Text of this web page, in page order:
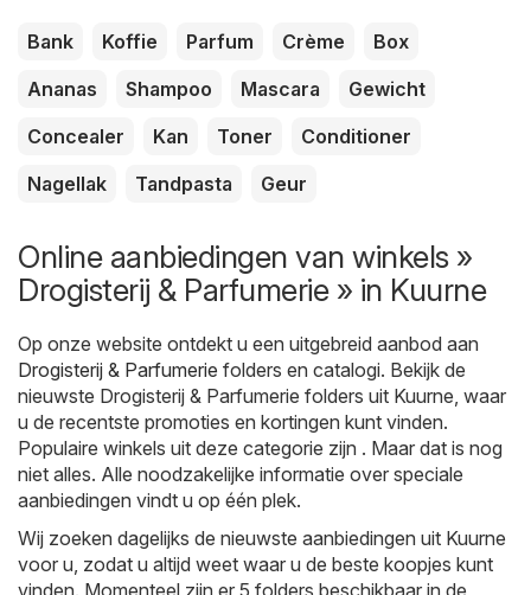
Bank Koffie Parfum Crème
Box
Ananas
Shampoo Mascara
Gewicht
Concealer
Kan Toner
Conditioner
Nagellak
Tandpasta Geur
Online aanbiedingen van winkels »
Drogisterij & Parfumerie » in Kuurne
Op onze website ontdekt u een uitgebreid aanbod aan
Drogisterij & Parfumerie folders en catalogi. Bekijk de
nieuwste Drogisterij & Parfumerie folders uit Kuurne, waar
u de recentste promoties en kortingen kunt vinden.
Populaire winkels uit deze categorie zijn . Maar dat is nog
niet alles. Alle noodzakelijke informatie over speciale
aanbiedingen vindt u op één plek.
Wij zoeken dagelijks de nieuwste aanbiedingen uit Kuurne
voor u, zodat u altijd weet waar u de beste koopjes kunt